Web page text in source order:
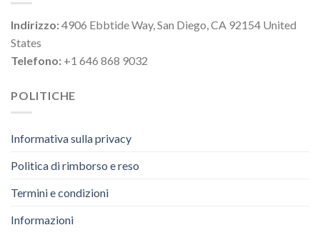
Indirizzo:4906 Ebbtide Way, San Diego, CA 92154 United
States
Telefono: +1 646 868 9032
POLITICHE
Informativa sulla privacy
Politica di rimborso e reso
Termini e condizioni
Informazioni